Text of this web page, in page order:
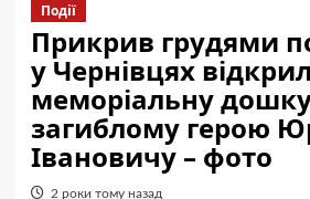
Події
Прикрив грудями
у Чернівцях
меморіальну
загиблому герою
Івановичу – фото
2 роки тому назад